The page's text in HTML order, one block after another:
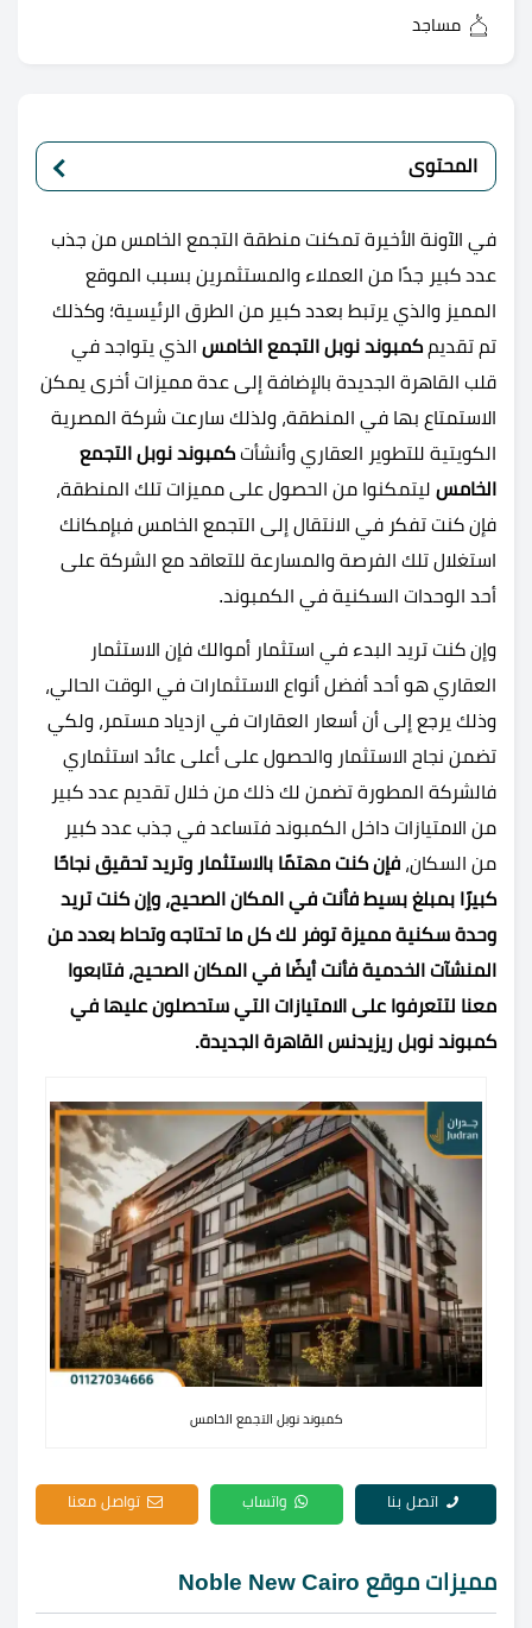
مساجد
المحتوى
في الآونة الأخيرة تمكنت منطقة التجمع الخامس من جذب
عدد كبير جدًا من العملاء والمستثمرين بسبب الموقع
المميز والذي يرتبط بعدد كبير من الطرق الرئيسية؛ وكذلك
تم تقديم كمبوند نوبل التجمع الخامس الذي يتواجد في
قلب القاهرة الجديدة بالإضافة إلى عدة مميزات أخرى يمكن
الاستمتاع بها في المنطقة، ولذلك سارعت شركة المصرية
الكويتية للتطوير العقاري وأنشأت كمبوند نوبل التجمع
الخامس ليتمكنوا من الحصول على مميزات تلك المنطقة،
فإن كنت تفكر في الانتقال إلى التجمع الخامس فبإمكانك
استغلال تلك الفرصة والمسارعة للتعاقد مع الشركة على
أحد الوحدات السكنية في الكمبوند.
وإن كنت تريد البدء في استثمار أموالك فإن الاستثمار
العقاري هو أحد أفضل أنواع الاستثمارات في الوقت الحالي،
وذلك يرجع إلى أن أسعار العقارات في ازدياد مستمر، ولكي
تضمن نجاح الاستثمار والحصول على أعلى عائد استثماري
فالشركة المطورة تضمن لك ذلك من خلال تقديم عدد كبير
من الامتيازات داخل الكمبوند فتساعد في جذب عدد كبير
من السكان، فإن كنت مهتمًا بالاستثمار وتريد تحقيق نجاحًا
كبيرًا بمبلغ بسيط فأنت في المكان الصحيح، وإن كنت تريد
وحدة سكنية مميزة توفر لك كل ما تحتاجه وتحاط بعدد من
المنشآت الخدمية فأنت أيضًا في المكان الصحيح، فتابعوا
معنا لتتعرفوا على الامتيازات التي ستحصلون عليها في
كمبوند نوبل ريزيدنس القاهرة الجديدة.
كمبوند نوبل التجمع الخامس
اتصل بنا واتساب تواصل معنا
مميزات موقع Noble New Cairo